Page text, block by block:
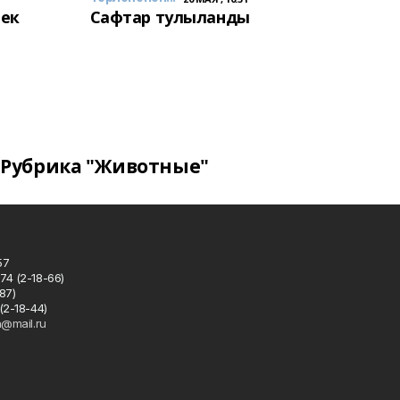
Сафтар тулыланды
Рубрика "Животные"
(2-18-66)
18-44)